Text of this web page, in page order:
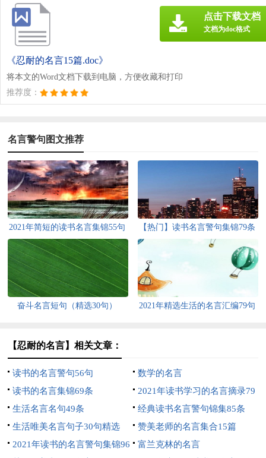
《忍耐的名言15篇.doc》
将本文的Word文档下载到电脑，方便收藏和打印
推荐度：
点击下载文档
文档为doc格式
名言警句图文推荐
2021年简短的读书名言集锦55句 【热门】读书名言警句集锦79条
奋斗名言短句（精选30句） 2021年精选生活的名言汇编79句
【忍耐的名言】相关文章：
读书的名言警句56句
数学的名言
读书的名言集锦69条
2021年读书学习的名言摘录79
句
生活名言名句49条
经典读书名言警句锦集85条
生活唯美名言句子30句精选
赞美老师的名言集合15篇
2021年读书的名言警句集锦96
富兰克林的名言